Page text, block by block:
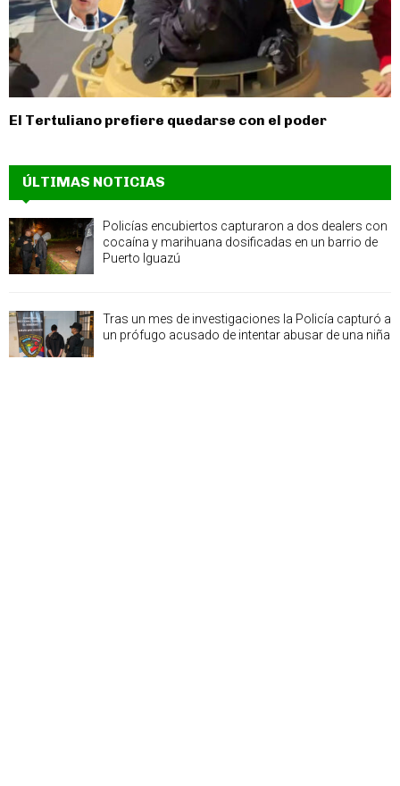
El Tertuliano prefiere quedarse con el poder
ÚLTIMAS NOTICIAS
Policías encubiertos capturaron a dos dealers con
cocaína y marihuana dosificadas en un barrio de
Puerto Iguazú
Tras un mes de investigaciones la Policía capturó a
un prófugo acusado de intentar abusar de una niña